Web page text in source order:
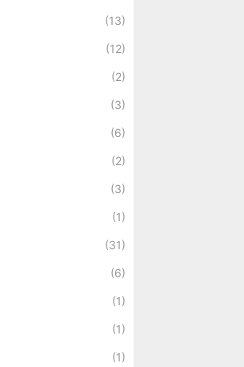
(13)
(12)
(2)
(3)
(6)
(2)
(3)
(1)
(31)
(6)
(1)
(1)
(1)